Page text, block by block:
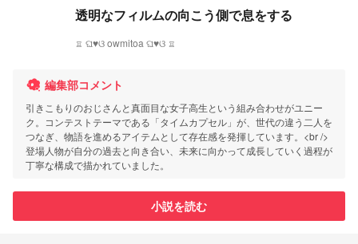
透明なフィルムの向こう側で息をする
♖ ଘ♥ଓ owmitoa ଘ♥ଓ ♖
編集部コメント
引きこもりのおじさんと真面目な女子高生という組み合わせがユニー
ク。コンテストテーマである「タイムカプセル」が、世代の違う二人を
つなぎ、物語を進めるアイテムとして存在感を発揮しています。<br />
登場人物が自分の過去と向き合い、未来に向かって成長していく過程が
丁寧な構成で描かれていました。
小説を読む